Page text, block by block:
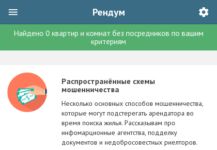
Рендум
Найдено 0 квартир и комнат без посредников по вашим
критериям
Распространённые схемы
мошенничества
Несколько основных способов мошенничества,
которые могут подстерегать арендатора во
время поиска жилья. Рассказывам про
инфомарционные агентства, подделку
документов и недобросовестных риелторов.